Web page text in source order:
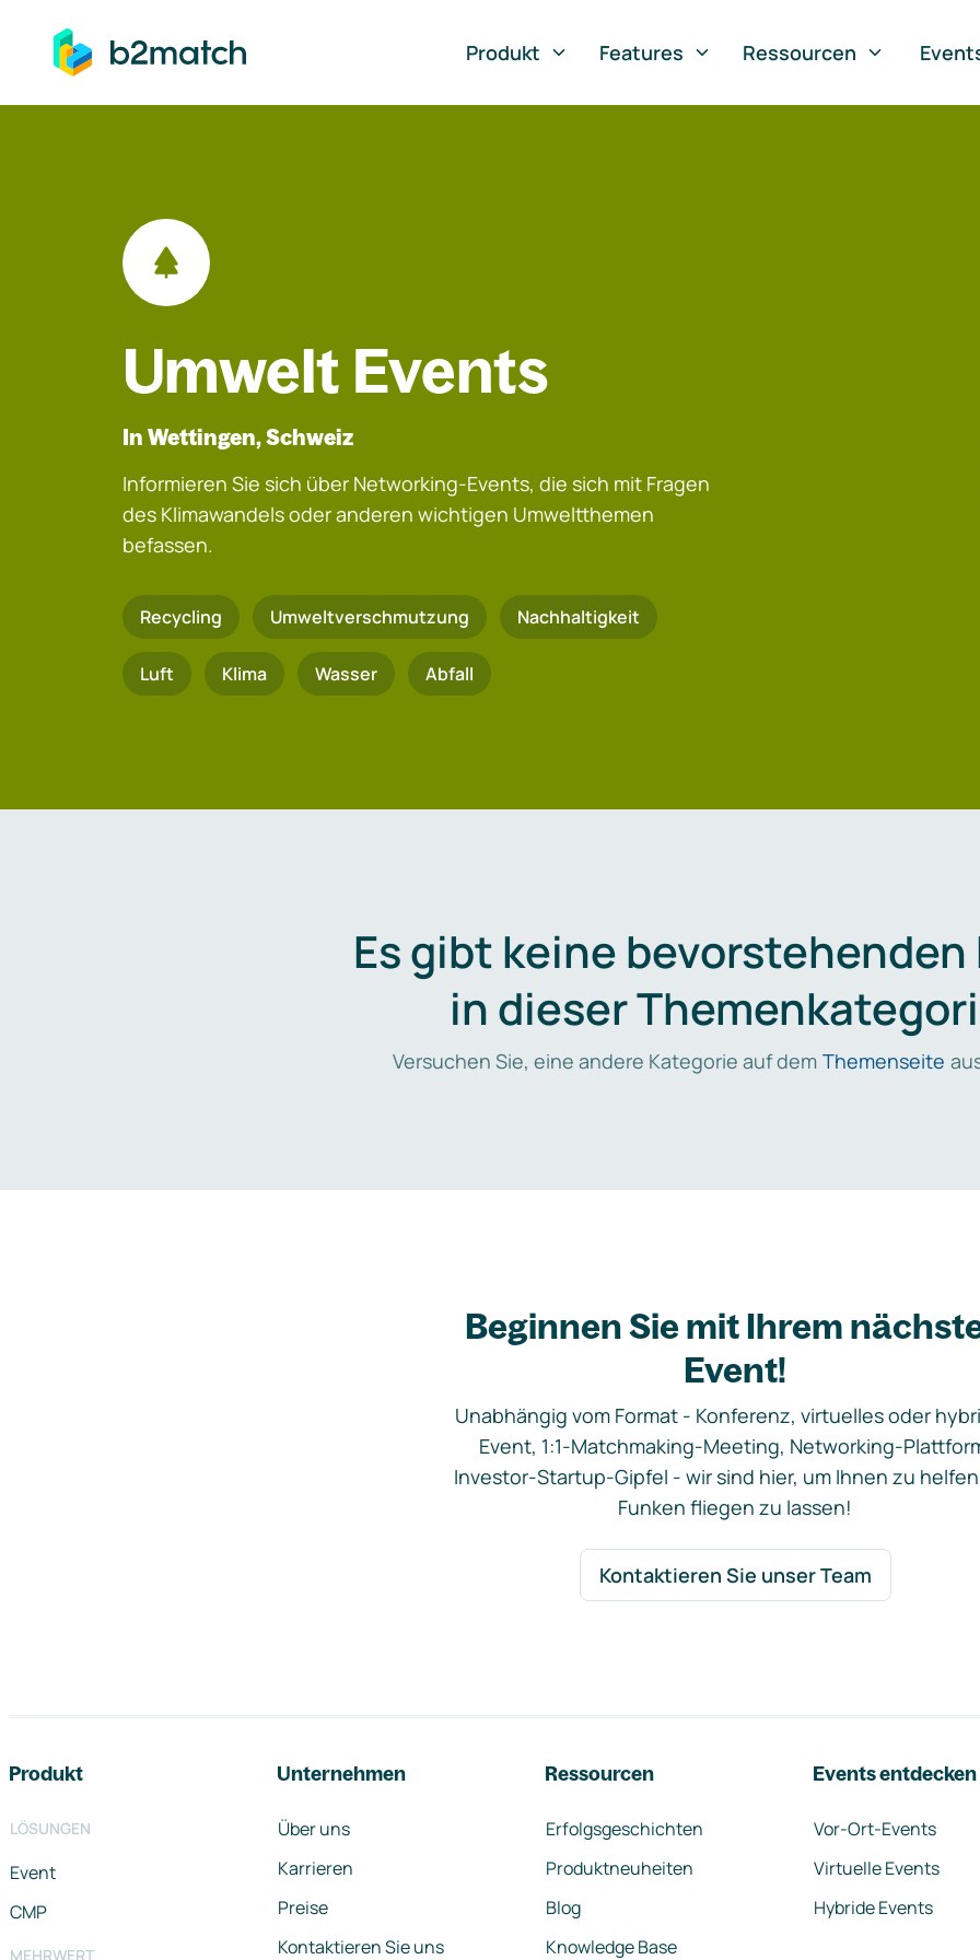
springen
Produkt
Features Ressourcen
Umwelt Events
In Wettingen, Schweiz
Informieren Sie sich über Networking-Events, die sich mit Fragen
des Klimawandels oder anderen wichtigen Umweltthemen
befassen.
Recycling Umweltverschmutzung Nachhaltigkeit
Luft Klima Wasser Abfall
Es gibt keine bevorstehenden
in dieser
Versuchen Sie, eine andere Kategorie auf dem Themenseite
Beginnen Sie mit Ihrem
Event!
Unabhängig vom Format - Konferenz, virtuelles oder
Event, 1:1-Matchmaking-Meeting, Networking-
Investor-Startup-Gipfel - wir sind hier, um Ihnen zu
Funken fliegen zu lassen!
Kontaktieren Sie unser Team
Produkt
LÖSUNGEN
Event
CMP
MEHRWERT
Unternehmen
Über uns
Karrieren
Preise
Kontaktieren Sie uns
Ressourcen
Erfolgsgeschichten
Produktneuheiten
Blog
Knowledge Base
Events entdecken
Vor-Ort-Events
Virtuelle Events
Hybride Events